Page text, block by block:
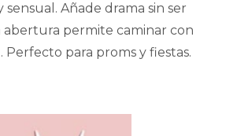
sensual. Añade drama sin ser
abertura permite caminar con
Perfecto para proms y fiestas.